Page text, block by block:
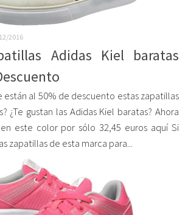
2016
Adidas Kiel baratas
están al 50% de descuento estas zapatillas
¿Te gustan las Adidas Kiel baratas? Ahora
este color por sólo 32,45 euros aquí Si
zapatillas de esta marca para...